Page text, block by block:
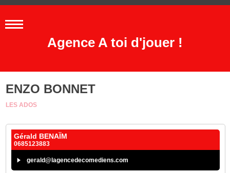
Agence A toi d'jouer !
ENZO BONNET
LES ADOS
Gérald BENAÏM
0685123883
gerald@lagencedecomediens.com